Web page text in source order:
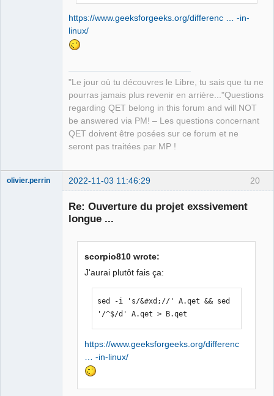
https://www.geeksforgeeks.org/differenc … -in-
linux/
"Le jour où tu découvres le Libre, tu sais que tu ne
pourras jamais plus revenir en arrière..."Questions
regarding QET belong in this forum and will NOT
be answered via PM! – Les questions concernant
QET doivent être posées sur ce forum et ne
seront pas traitées par MP !
20
olivier.perrin 2022-11-03 11:46:29
Re: Ouverture du projet exssivement
longue ...
scorpio810 wrote:
J'aurai plutôt fais ça:
sed -i 's/&#xd;//' A.qet && sed
'/^$/d' A.qet > B.qet
https://www.geeksforgeeks.org/differenc
… -in-linux/